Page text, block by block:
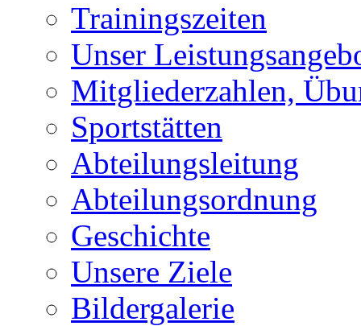
Trainingszeiten
Unser
Mitgliederzahlen,
Sportstätten
Abteilungsleitung
Abteilungsordnung
Geschichte
Unsere Ziele
Bildergalerie